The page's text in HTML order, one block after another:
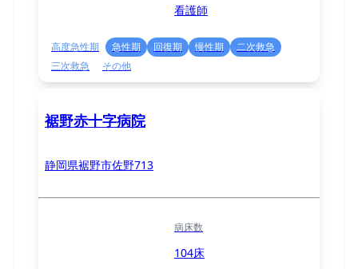
看護師
高度急性期 急性期 回復期 慢性期
二次救急
三次救急
その他
裾野赤十字病院
静岡県裾野市佐野713
病床数
104床